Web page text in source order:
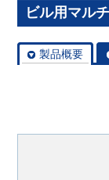
ビル用マル
製品概要